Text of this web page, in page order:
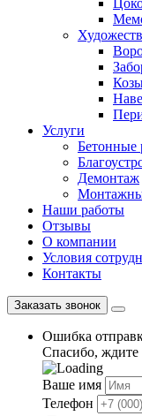
Услуги
Бетонные
Демонтаж
Наши работы
Отзывы
О компании
Условия
Контакты
Заказать звонок
Ошибка
Спасибо, ждите
Ваше имя
Телефон